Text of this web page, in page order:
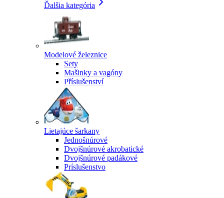
Ďalšia kategória
Modelové železnice
Sety
Mašinky a vagóny
Příslušenství
Lietajúce šarkany
Jednošnúrové
Dvojšnúrové akrobatické
Dvojšnúrové padákové
Príslušenstvo